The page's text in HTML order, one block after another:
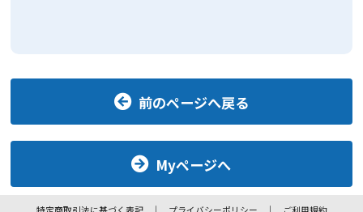
前のページへ戻る
Myページへ